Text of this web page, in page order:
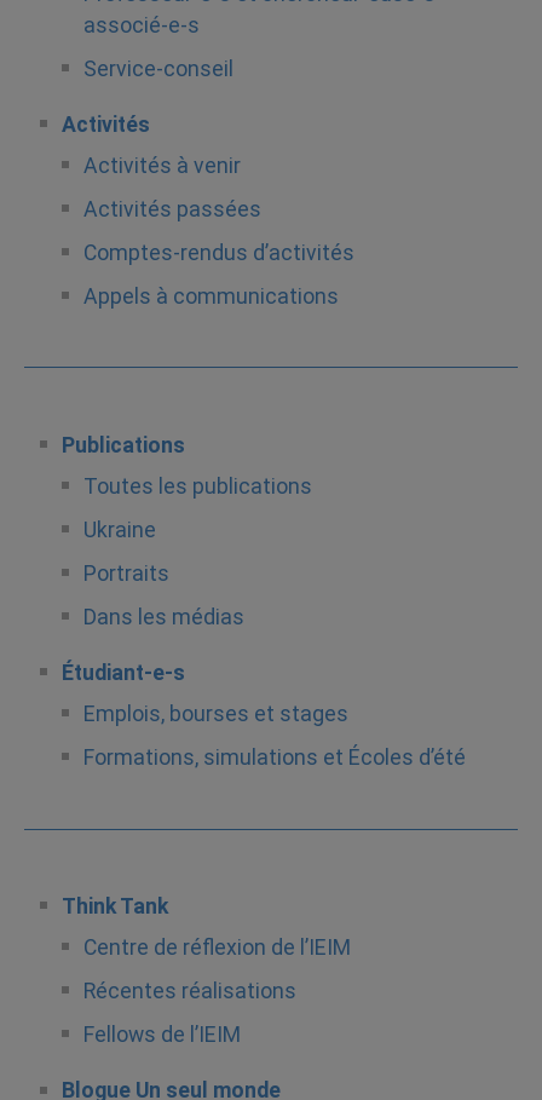
associé-e-s
Service-conseil
Activités
Activités à venir
Activités passées
Comptes-rendus d’activités
Appels à communications
Publications
Toutes les publications
Ukraine
Portraits
Dans les médias
Étudiant-e-s
Emplois, bourses et stages
Formations, simulations et Écoles d’été
Think Tank
Centre de réflexion de l’IEIM
Récentes réalisations
Fellows de l’IEIM
Blogue Un seul monde